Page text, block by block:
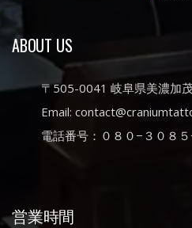
ABOUT US
〒505-0041 岐阜県美濃加
Email:
電話番号：０８０−３０８
営業時間